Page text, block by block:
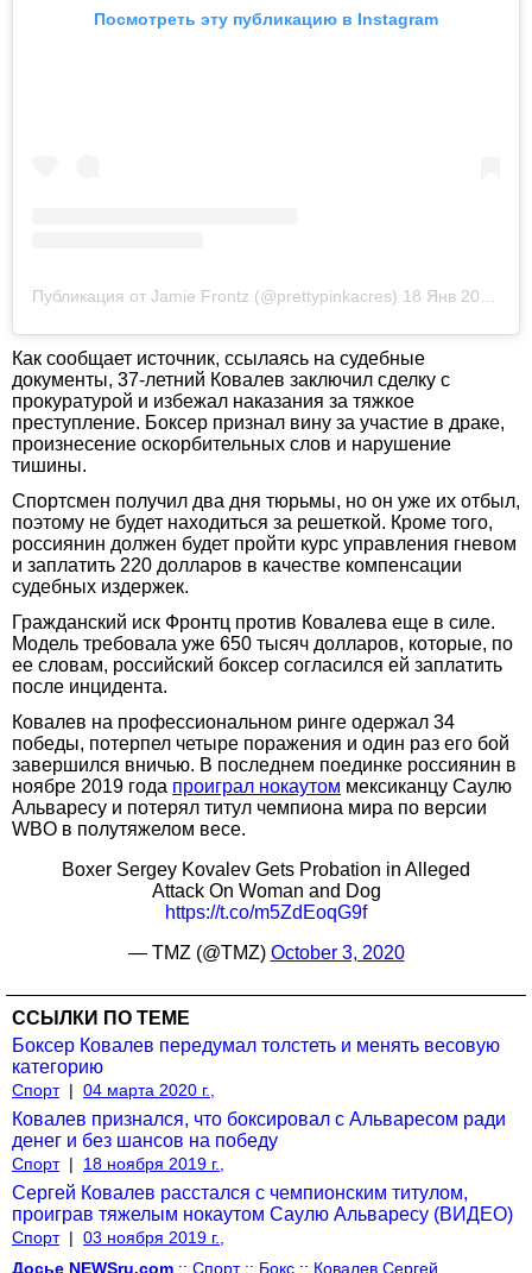
Посмотреть эту публикацию в Instagram
Публикация от Jamie Frontz (@prettypinkacres) 18 Янв 2019 в 2:56 PST
Как сообщает источник, ссылаясь на судебные
документы, 37-летний Ковалев заключил сделку с
прокуратурой и избежал наказания за тяжкое
преступление. Боксер признал вину за участие в драке,
произнесение оскорбительных слов и нарушение
тишины.
Спортсмен получил два дня тюрьмы, но он уже их отбыл,
поэтому не будет находиться за решеткой. Кроме того,
россиянин должен будет пройти курс управления гневом
и заплатить 220 долларов в качестве компенсации
судебных издержек.
Гражданский иск Фронтц против Ковалева еще в силе.
Модель требовала уже 650 тысяч долларов, которые, по
ее словам, российский боксер согласился ей заплатить
после инцидента.
Ковалев на профессиональном ринге одержал 34
победы, потерпел четыре поражения и один раз его бой
завершился вничью. В последнем поединке россиянин в
ноябре 2019 года проиграл нокаутом мексиканцу Саулю
Альваресу и потерял титул чемпиона мира по версии
WBO в полутяжелом весе.
Boxer Sergey Kovalev Gets Probation in Alleged
Attack On Woman and Dog
https://t.co/m5ZdEoqG9f
— TMZ (@TMZ) October 3, 2020
ССЫЛКИ ПО ТЕМЕ
Боксер Ковалев передумал толстеть и менять весовую
категорию
Спорт | 04 марта 2020 г.,
Ковалев признался, что боксировал с Альваресом ради
денег и без шансов на победу
Спорт | 18 ноября 2019 г.,
Сергей Ковалев расстался с чемпионским титулом,
проиграв тяжелым нокаутом Саулю Альваресу (ВИДЕО)
Спорт | 03 ноября 2019 г.,
Досье NEWSru.com :: Спорт:: Бокс :: Ковалев Сергей